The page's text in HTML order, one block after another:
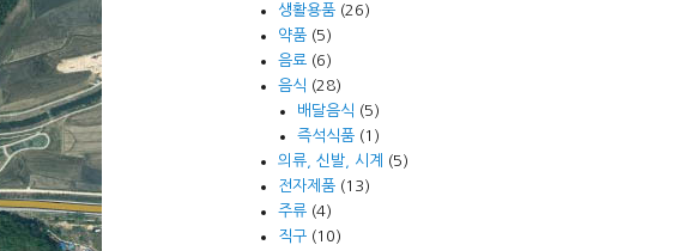
생활용품(26)
약품(5)
음료(6)
음식 (28)
배달음식 (5)
즉석식품(1)
의류, 신발, 시계
(5)
전자제품(13)
주류(4)
직구(10)